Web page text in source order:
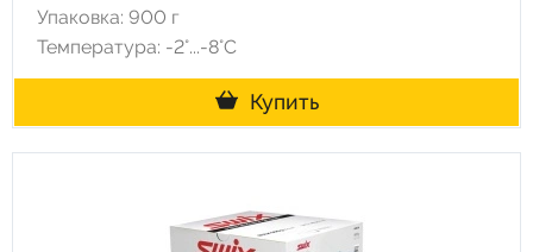
Упаковка: 900 г
Температура: -2°...-8°С
Купить